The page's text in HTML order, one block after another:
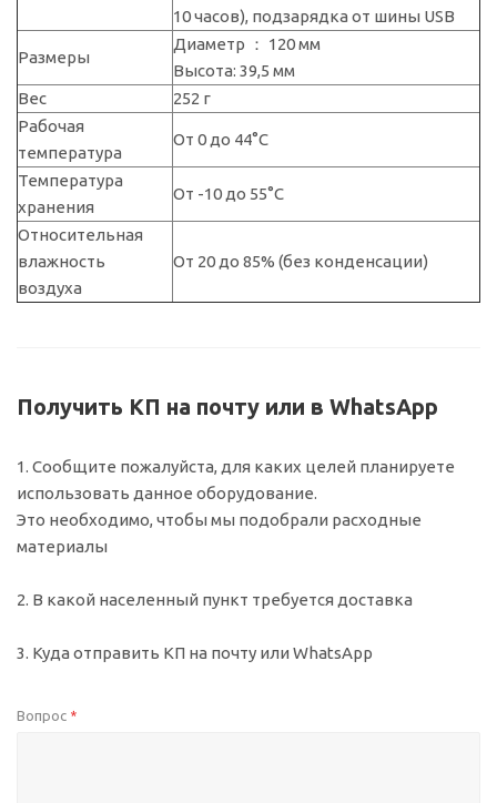
10 часов), подзарядка от шины USB
Размеры
Диаметр ： 120 мм
Высота: 39,5 мм
Вес
252 г
Рабочая
температура
От 0 до 44°C
Температура
хранения
От -10 до 55°C
Относительная
влажность
воздуха
От 20 до 85% (без конденсации)
Получить КП на почту или в WhatsApp
1. Сообщите пожалуйста, для каких целей планируете
использовать данное оборудование.
Это необходимо, чтобы мы подобрали расходные
материалы
2. В какой населенный пункт требуется доставка
3. Куда отправить КП на почту или WhatsApp
Вопрос *